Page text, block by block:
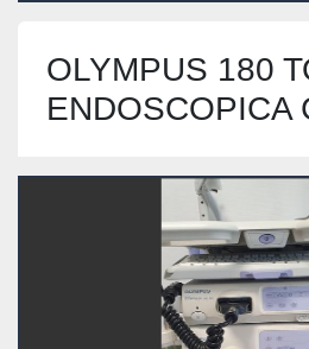
OLYMPUS 180
ENDOSCOPICA